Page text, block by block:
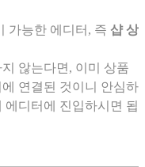
가능한 에디터, 즉 샵 상
않는다면, 이미 상품
연결된 것이니 안심하
에디터에 진입하시면 됩